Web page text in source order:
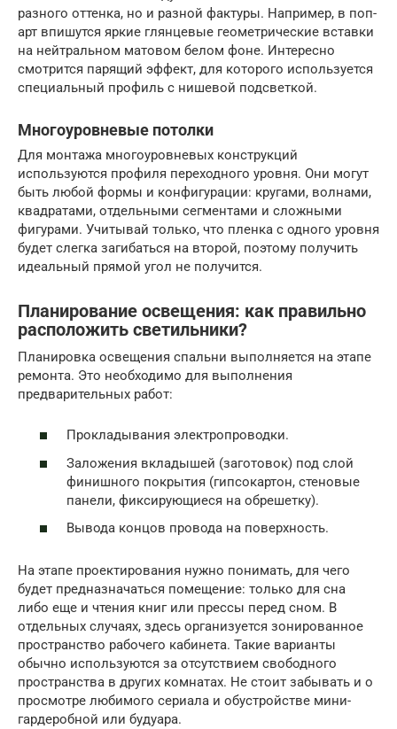
разного оттенка, но и разной фактуры. Например, в поп-
арт впишутся яркие глянцевые геометрические вставки
на нейтральном матовом белом фоне. Интересно
смотрится парящий эффект, для которого используется
специальный профиль с нишевой подсветкой.
Многоуровневые потолки
Для монтажа многоуровневых конструкций
используются профиля переходного уровня. Они могут
быть любой формы и конфигурации: кругами, волнами,
квадратами, отдельными сегментами и сложными
фигурами. Учитывай только, что пленка с одного уровня
будет слегка загибаться на второй, поэтому получить
идеальный прямой угол не получится.
Планирование освещения: как правильно
расположить светильники?
Планировка освещения спальни выполняется на этапе
ремонта. Это необходимо для выполнения
предварительных работ:
Прокладывания электропроводки.
Заложения вкладышей (заготовок) под слой
финишного покрытия (гипсокартон, стеновые
панели, фиксирующиеся на обрешетку).
Вывода концов провода на поверхность.
На этапе проектирования нужно понимать, для чего
будет предназначаться помещение: только для сна
либо еще и чтения книг или прессы перед сном. В
отдельных случаях, здесь организуется зонированное
пространство рабочего кабинета. Такие варианты
обычно используются за отсутствием свободного
пространства в других комнатах. Не стоит забывать и о
просмотре любимого сериала и обустройстве мини-
гардеробной или будуара.